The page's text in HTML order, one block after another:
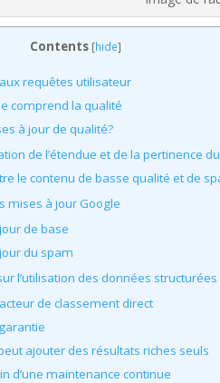
Contents [hide]
requêtes utilisateur
comprend la qualité
à jour de qualité?
de l’étendue et de la pertinence
le contenu de basse qualité et de
mises à jour Google
de base
du spam
l’utilisation des données structurées
de classement direct
ajouter des résultats riches seuls
d’une maintenance continue